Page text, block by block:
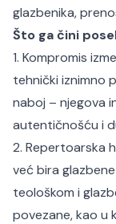
glazbenika,
Što ga čini
1. Kompromis
tehnički iznimno
naboj – njegova
autentičnošću i
2. Repertoarska
već bira
teološkom i
povezane, kao u